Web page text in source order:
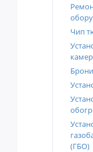
Чип
(ГБО)